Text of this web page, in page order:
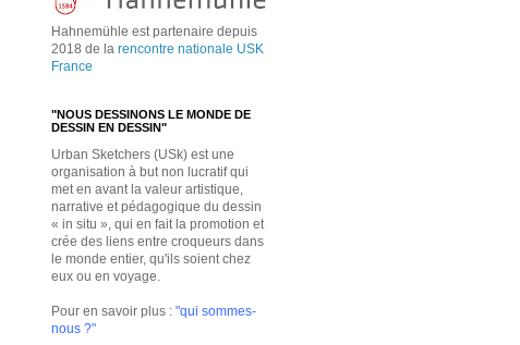
Hahnemühle est partenaire depuis
2018 de la rencontre nationale USK
France
"NOUS DESSINONS LE MONDE DE
DESSIN EN DESSIN"
Urban Sketchers (USk) est une
organisation à but non lucratif qui
met en avant la valeur artistique,
narrative et pédagogique du dessin
« in situ », qui en fait la promotion et
crée des liens entre croqueurs dans
le monde entier, qu'ils soient chez
eux ou en voyage.
Pour en savoir plus : "qui sommes-
nous ?"